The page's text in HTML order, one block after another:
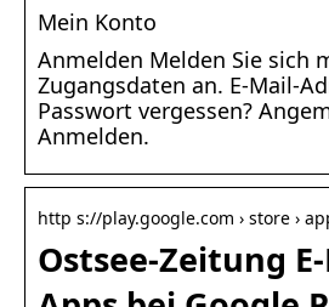
Mein Konto
Anmelden Melden Sie sich
Zugangsdaten an. E-Mail-
Passwort vergessen?
Anmelden.
http s://play.google.com › store ›
Ostsee-Zeitung